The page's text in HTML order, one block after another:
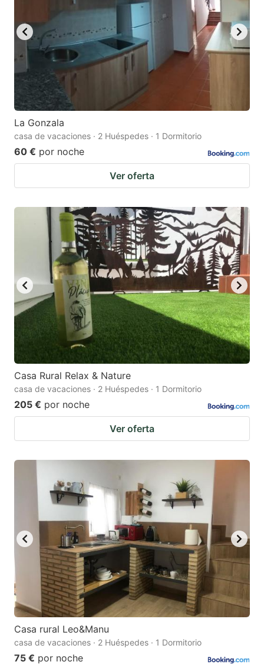
La Gonzala
casa de vacaciones · 2 Huéspedes · 1 Dormitorio
60 € por noche
Ver oferta
Casa Rural Relax & Nature
casa de vacaciones · 2 Huéspedes · 1 Dormitorio
205 € por noche
Ver oferta
Casa rural Leo&Manu
casa de vacaciones · 2 Huéspedes · 1 Dormitorio
75 € por noche